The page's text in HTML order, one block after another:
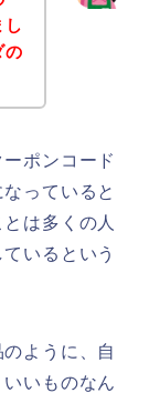
し
の
ポンコード
っていると
は多くの人
いるという
ように、自
いものなん